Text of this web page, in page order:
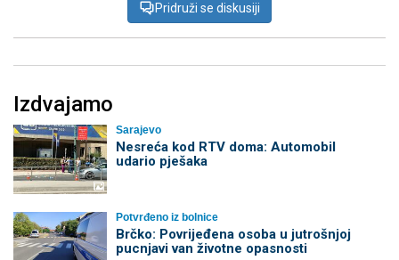
Pridruži se diskusiji
Izdvajamo
Sarajevo
Nesreća kod RTV doma: Automobil
udario pješaka
Potvrđeno iz bolnice
Brčko: Povrijeđena osoba u jutrošnjoj
pucnjavi van životne opasnosti